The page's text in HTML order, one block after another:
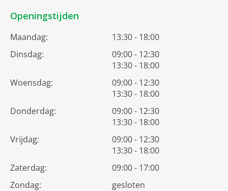
Openingstijden
Maandag:
13:30 - 18:00
Dinsdag:
09:00 - 12:30
13:30 - 18:00
Woensdag:
09:00 - 12:30
13:30 - 18:00
Donderdag:
09:00 - 12:30
13:30 - 18:00
Vrijdag:
09:00 - 12:30
13:30 - 18:00
Zaterdag:
09:00 - 17:00
Zondag:
gesloten